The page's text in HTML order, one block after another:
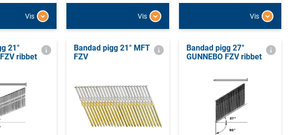
Vis Vis Vis
21°
ribbet
Bandad pigg 21° MFT
FZV
Bandad pigg 27°
GUNNEBO FZV ribbet